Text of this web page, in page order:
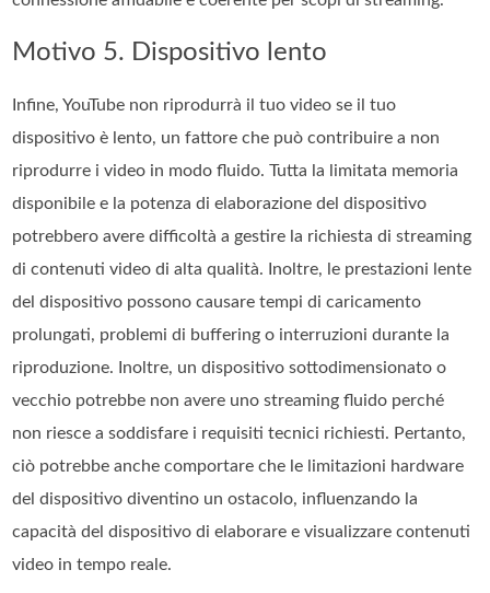
Motivo 5. Dispositivo lento
Infine, YouTube non riprodurrà il tuo video se il tuo
dispositivo è lento, un fattore che può contribuire a non
riprodurre i video in modo fluido. Tutta la limitata memoria
disponibile e la potenza di elaborazione del dispositivo
potrebbero avere difficoltà a gestire la richiesta di streaming
di contenuti video di alta qualità. Inoltre, le prestazioni lente
del dispositivo possono causare tempi di caricamento
prolungati, problemi di buffering o interruzioni durante la
riproduzione. Inoltre, un dispositivo sottodimensionato o
vecchio potrebbe non avere uno streaming fluido perché
non riesce a soddisfare i requisiti tecnici richiesti. Pertanto,
ciò potrebbe anche comportare che le limitazioni hardware
del dispositivo diventino un ostacolo, influenzando la
capacità del dispositivo di elaborare e visualizzare contenuti
video in tempo reale.